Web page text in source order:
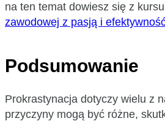
na ten temat dowiesz się z kursu
zawodowej z pasją i
Podsumowanie
Prokrastynacja dotyczy wielu z
przyczyny mogą być różne,